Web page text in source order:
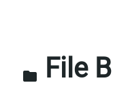
folder File